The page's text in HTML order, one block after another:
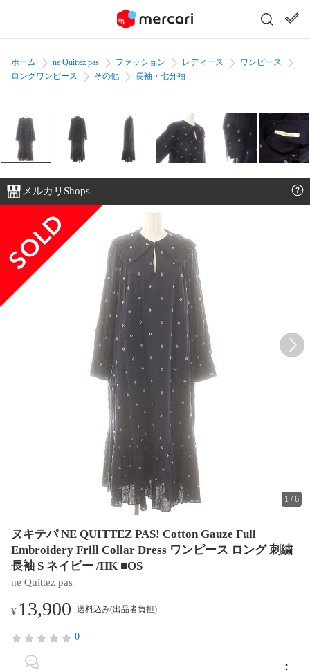
ホーム ne Quittez pas ファッション レディース
ワンピース
ロングワンピース
その他 長袖・七分袖
メルカリShops
1 /6
ヌキテパ NE QUITTEZ PAS! Cotton Gauze Full
Embroidery Frill Collar Dress ワンピース ロング 刺繍
長袖 S ネイビー /HK ■OS
ne Quittez pas
¥ 13,900 送料込み(出品者負担)
0